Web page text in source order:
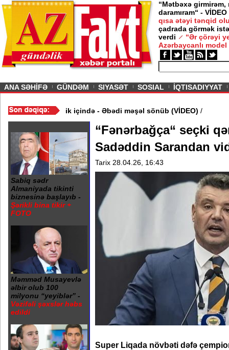
“Mətbəxə girmirəm,
daramıram“ - VİDEO
qısa ətəyi tənqid
çadrada görmək
verdi
“Ər çörəyi
Azərbaycanlı model
ANA SƏHİFƏ GÜNDƏM SIYASƏT SOSIAL İQTISADIYYAT
20 Yanvar abidəsi zibillik içində - Əbədi məşəl sönüb (VİDEO)
Sabiq sədr
Almaniyada tikinti
biznesinə başlayıb -
Şərikli bina tikir +
FOTO
Məmməd Musayevlə
əlbir olub 100
milyonu “yeyiblər” -
Vəzifəli şəxslər həbs
edildi
“Fənərbağça“ seçki
Sadəddin Sarandan
Tarix 28.04.26, 16:43
Super Liqada növbəti dəfə